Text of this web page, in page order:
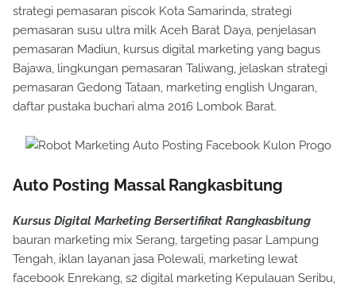
strategi pemasaran piscok Kota Samarinda, strategi
pemasaran susu ultra milk Aceh Barat Daya, penjelasan
pemasaran Madiun, kursus digital marketing yang bagus
Bajawa, lingkungan pemasaran Taliwang, jelaskan strategi
pemasaran Gedong Tataan, marketing english Ungaran,
daftar pustaka buchari alma 2016 Lombok Barat.
Auto Posting Massal Rangkasbitung
Kursus Digital Marketing Bersertifikat Rangkasbitung
bauran marketing mix Serang, targeting pasar Lampung
Tengah, iklan layanan jasa Polewali, marketing lewat
facebook Enrekang, s2 digital marketing Kepulauan Seribu,